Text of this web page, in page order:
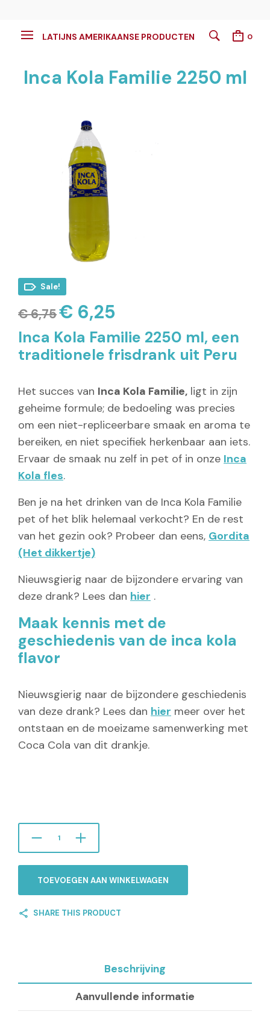
LATIJNS AMERIKAANSE PRODUCTEN 0
Inca Kola Familie 2250 ml
Sale!
€6,75Oorspronkelijke
prijs
was:
€ 6,75.
€ 6,25
is:
€ 6,25.
Inca Kola Familie 2250 ml, een
traditionele frisdrank uit Peru
Het succes van Inca Kola Familie, ligt in zijn
geheime formule; de bedoeling was precies
om een niet-repliceerbare smaak en aroma te
bereiken, en niet specifiek herkenbaar aan iets.
Ervaar de smaak nu zelf in pet of in onze Inca
Kola fles.
Ben je na het drinken van de Inca Kola Familie
pet of het blik helemaal verkocht? En de rest
van het gezin ook? Probeer dan eens, Gordita
(Het dikkertje)
Nieuwsgierig naar de bijzondere ervaring van
deze drank? Lees dan hier .
Maak kennis met de
geschiedenis van de inca kola
flavor
Nieuwsgierig naar de bijzondere geschiedenis
van deze drank? Lees dan hier meer over het
ontstaan en de moeizame samenwerking met
Coca Cola van dit drankje.
TOEVOEGEN AAN WINKELWAGEN
SHARE THIS PRODUCT
Beschrijving
Aanvullende informatie